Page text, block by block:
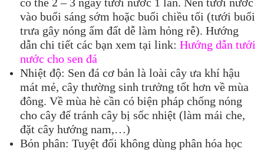
vào buổi sáng sớm hoặc buổi chiều tối (tưới buổi
trưa gây nóng ẩm đất dễ làm hỏng rễ). Hướng
dẫn chi tiết các bạn xem tại link: Hướng dẫn tưới
nước cho sen đá
Nhiệt độ: Sen đá cơ bản là loài cây ưa khí hậu
mát mẻ, cây thường sinh trưởng tốt hơn về mùa
đông. Về mùa hè cần có biện pháp chống nóng
cho cây để tránh cây bị sốc nhiệt (làm mái che,
đặt cây hướng nam,…)
Bón phân: Tuyệt đối không dùng phân hóa học